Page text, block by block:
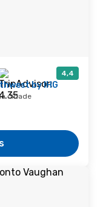
4,4
by IHG
cidade